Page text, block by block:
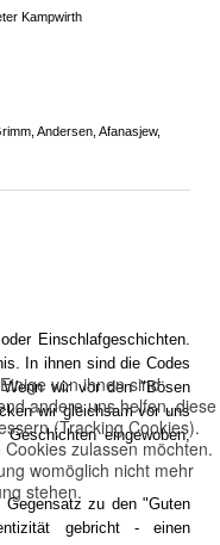
Kampwirth
Andersen, Afanasjew,
Einschlafgeschichten.
In ihnen sind die Codes
Wenn wir vor den "Bösen
wir gleichsam vor uns
eingewoben,
zu den "Guten
gebricht - einen
von ihnen sind
andere uns helfen, diese
(Tracking Cookies).
zulassen möchten.
womöglich nicht mehr
stehen.